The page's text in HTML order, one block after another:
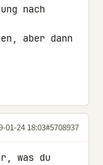
nach
aber dann
01-24 18:03#5708937
was du